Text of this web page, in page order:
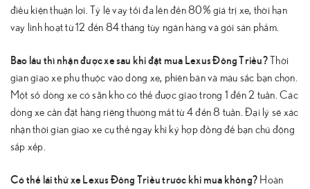
điều kiện thuận lợi. Tỷ lệ vay tối đa lên đến 80% giá trị xe, thời hạn
vay linh hoạt từ 12 đến 84 tháng tùy ngân hàng và gói sản phẩm.
Bao lâu thì nhận được xe sau khi đặt mua Lexus Đông Triều?Thời
gian giao xe phụ thuộc vào dòng xe, phiên bản và màu sắc bạn chọn.
Một số dòng xe có sẵn kho có thể được giao trong 1 đến 2 tuần. Các
dòng xe cần đặt hàng riêng thường mất từ 4 đến 8 tuần. Đại lý sẽ xác
nhận thời gian giao xe cụ thể ngay khi ký hợp đồng để bạn chủ động
sắp xếp.
Có thể lái thử xe Lexus Đông Triều trước khi mua không? Hoàn